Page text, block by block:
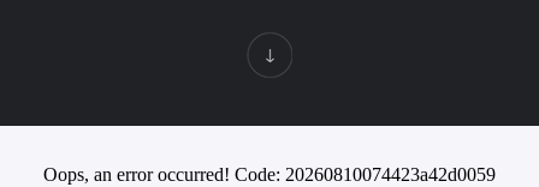
Oops, an error occurred! Code: 20260810074423a42d0059